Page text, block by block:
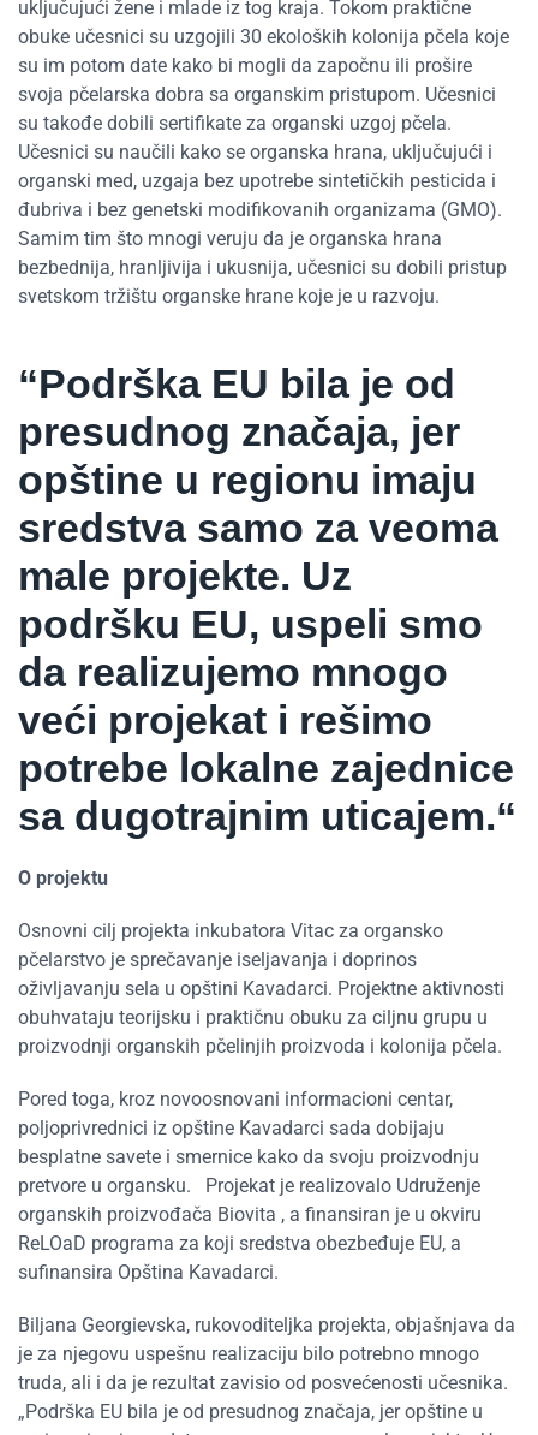
uključujući žene i mlade iz tog kraja. Tokom praktične
obuke učesnici su uzgojili 30 ekoloških kolonija pčela koje
su im potom date kako bi mogli da započnu ili prošire
svoja pčelarska dobra sa organskim pristupom. Učesnici
su takođe dobili sertifikate za organski uzgoj pčela.
Učesnici su naučili kako se organska hrana, uključujući i
organski med, uzgaja bez upotrebe sintetičkih pesticida i
đubriva i bez genetski modifikovanih organizama (GMO).
Samim tim što mnogi veruju da je organska hrana
bezbednija, hranljivija i ukusnija, učesnici su dobili pristup
svetskom tržištu organske hrane koje je u razvoju.
“Podrška EU bila je od
presudnog značaja, jer
opštine u regionu imaju
sredstva samo za veoma
male projekte. Uz
podršku EU, uspeli smo
da realizujemo mnogo
veći projekat i rešimo
potrebe lokalne zajednice
sa dugotrajnim uticajem.“
O projektu
Osnovni cilj projekta inkubatora Vitac za organsko
pčelarstvo je sprečavanje iseljavanja i doprinos
oživljavanju sela u opštini Kavadarci. Projektne aktivnosti
obuhvataju teorijsku i praktičnu obuku za ciljnu grupu u
proizvodnji organskih pčelinjih proizvoda i kolonija pčela.
Pored toga, kroz novoosnovani informacioni centar,
poljoprivrednici iz opštine Kavadarci sada dobijaju
besplatne savete i smernice kako da svoju proizvodnju
pretvore u organsku. Projekat je realizovalo Udruženje
organskih proizvođača Biovita , a finansiran je u okviru
ReLOaD programa za koji sredstva obezbeđuje EU, a
sufinansira Opština Kavadarci.
Biljana Georgievska, rukovoditeljka projekta, objašnjava da
je za njegovu uspešnu realizaciju bilo potrebno mnogo
truda, ali i da je rezultat zavisio od posvećenosti učesnika.
„Podrška EU bila je od presudnog značaja, jer opštine u